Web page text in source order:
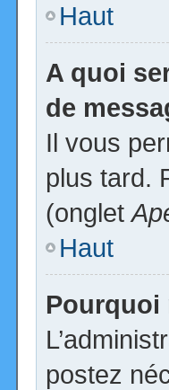
Haut
A quoi
de
Il vous
plus tard.
(onglet
Haut
Pourquoi
postez